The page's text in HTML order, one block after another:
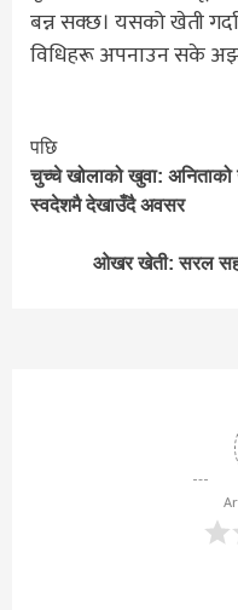
बन्न सक्छ। यसको खेती
विधिहरू अपनाउन सके अझ
Continue
Reading
पछि
चुच्चे खोलाको खुवा: अनिताको
स्वदेशमै देखाउँदै अवसर
ओखर खेती: सरल